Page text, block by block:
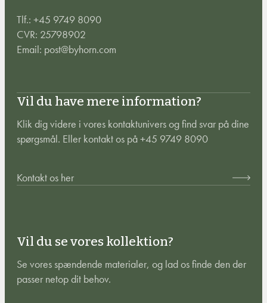
Tlf.: +45 9749 8090
CVR: 25798902
Email: post@byhorn.com
Vil du have mere information?
Klik dig videre i vores kontaktunivers og find svar på dine
spørgsmål. Eller kontakt os på +45 9749 8090
Kontakt os her
Vil du se vores kollektion?
Se vores spændende materialer, og lad os finde den der
passer netop dit behov.